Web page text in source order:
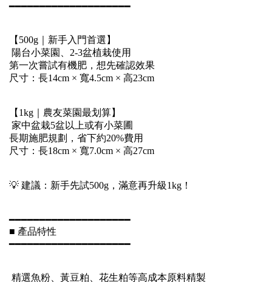
━━━━━━━━━━━━━━━━━━━━
【500g｜新手入門首選】
陽台小菜園、2-3盆植栽使用
第一次嘗試有機肥，想先確認效果
尺寸：長14cm × 寬4.5cm × 高23cm
【1kg｜農友菜園最划算】
家中盆栽5盆以上或有小菜圃
長期施肥規劃，省下約20%費用
尺寸：長18cm × 寬7.0cm × 高27cm
💡 建議：新手先試500g，滿意再升級1kg！
━━━━━━━━━━━━━━━━━━━━
■ 產品特性
━━━━━━━━━━━━━━━━━━━━
精選魚粉、黃豆粕、花生粕等高成本原料精製